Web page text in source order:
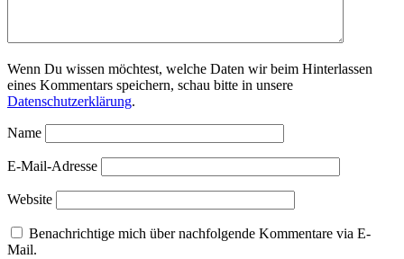
Wenn Du wissen möchtest, welche Daten wir beim Hinterlassen
eines Kommentars speichern, schau bitte in unsere
Datenschutzerklärung.
Name
E-Mail-Adresse
Website
Benachrichtige mich über nachfolgende Kommentare via E-
Mail.